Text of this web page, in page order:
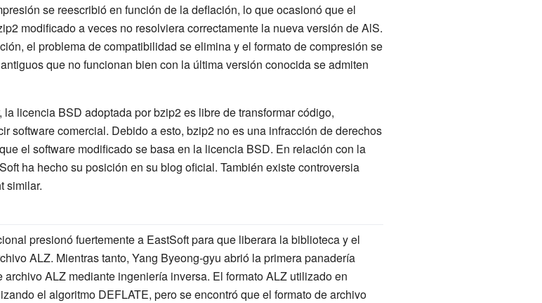
se reescribió en función de la deflación, lo que ocasionó que el
modificado a veces no resolviera correctamente la nueva versión de AlS.
el problema de compatibilidad se elimina y el formato de compresión se
que no funcionan bien con la última versión conocida se admiten
licencia BSD adoptada por bzip2 es libre de transformar código,
software comercial. Debido a esto, bzip2 no es una infracción de derechos
el software modificado se basa en la licencia BSD. En relación con la
ha hecho su posición en su blog oficial. También existe controversia
similar.
presionó fuertemente a EastSoft para que liberara la biblioteca y el
ALZ. Mientras tanto, Yang Byeong-gyu abrió la primera panadería
ALZ mediante ingeniería inversa. El formato ALZ utilizado en
el algoritmo DEFLATE, pero se encontró que el formato de archivo